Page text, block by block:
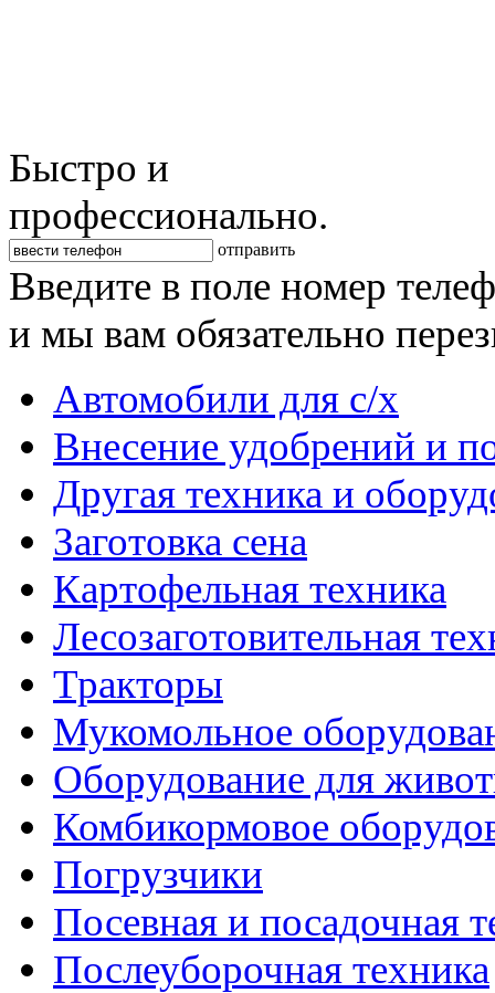
Быстро и
профессионально.
отправить
Введите в поле номер
и мы вам обязательно
Автомобили для с/х
Внесение удобрений и
Другая техника и
Заготовка сена
Картофельная техника
Лесозаготовительная
Тракторы
Мукомольное
Оборудование для
Комбикормовое
Погрузчики
Посевная и посадочная
Послеуборочная техника